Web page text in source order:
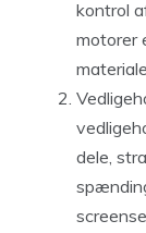
kontrol
motorer
dele,